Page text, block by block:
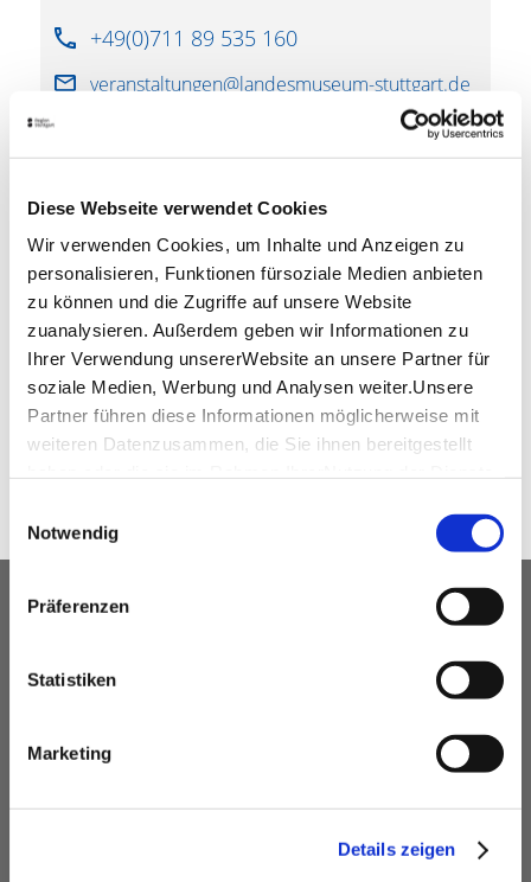
Diese Webseite verwendet Cookies
Wir verwenden Cookies, um Inhalte und Anzeigen zu
personalisieren, Funktionen fürsoziale Medien anbieten
zu können und die Zugriffe auf unsere Website
zuanalysieren. Außerdem geben wir Informationen zu
Ihrer Verwendung unsererWebsite an unsere Partner für
soziale Medien, Werbung und Analysen weiter.Unsere
Partner führen diese Informationen möglicherweise mit
weiteren Datenzusammen, die Sie ihnen bereitgestellt
Impressum
Notwendig
Präferenzen
Statistiken
Marketing
Details zeigen
+49(0)711 89 535 160
veranstaltungen@landesmuseum-stuttgart.de
downloads
Württemberg State Museum image film 2021
(PDF, 411.98 KB)
SHARE
OUR SERVICE FOR EVENT
professional service partners